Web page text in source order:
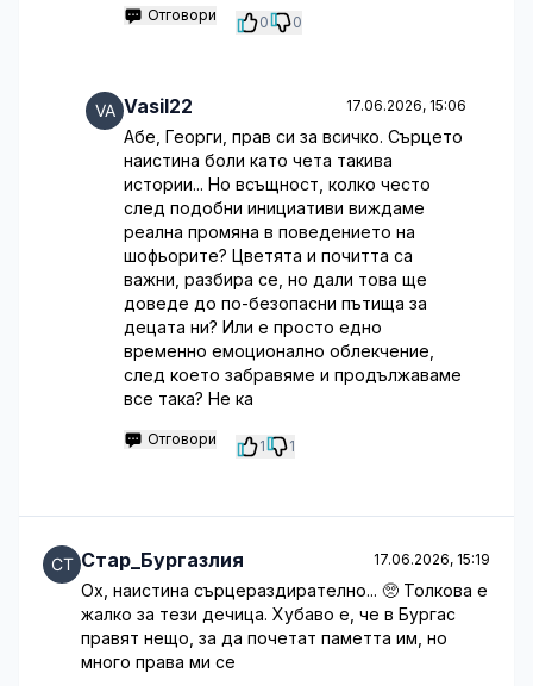
Отговори 0 0
Vasil22 17.06.2026, 15:06
Абе, Георги, прав си за всичко. Сърцето
наистина боли като чета такива
истории... Но всъщност, колко често
след подобни инициативи виждаме
реална промяна в поведението на
шофьорите? Цветята и почитта са
важни, разбира се, но дали това ще
доведе до по-безопасни пътища за
децата ни? Или е просто едно
временно емоционално облекчение,
след което забравяме и продължаваме
все така? Не ка
Отговори 1 1
Стар_Бургазлия 17.06.2026, 15:19
Ох, наистина сърцераздирателно... 🥺 Толкова е
жалко за тези дечица. Хубаво е, че в Бургас
правят нещо, за да почетат паметта им, но
много права ми се